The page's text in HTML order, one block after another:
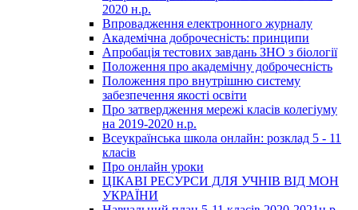
2020 н.р.
Впровадження електронного журналу
Академічна доброчесність: принципи
Апробація тестових завдань ЗНО з біології
Положення про академічну доброчесність
Положення про внутрішню систему
забезпечення якості освіти
Про затвердження мережі класів колегіуму
на 2019-2020 н.р.
Всеукраїнська школа онлайн: розклад 5 - 11
класів
Про онлайн уроки
ЦІКАВІ РЕСУРСИ ДЛЯ УЧНІВ ВІД МОН
УКРАЇНИ